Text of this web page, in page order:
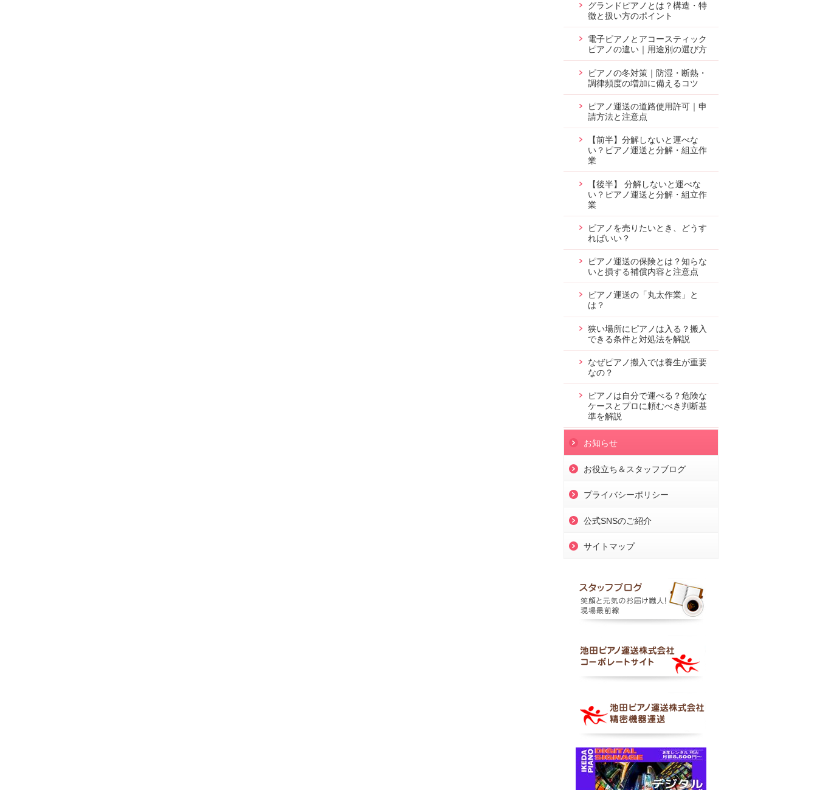
グランドピアノとは？構造・特
徴と扱い方のポイント
電子ピアノとアコースティック
ピアノの違い｜用途別の選び方
ピアノの冬対策｜防湿・断熱・
調律頻度の増加に備えるコツ
ピアノ運送の道路使用許可｜申
請方法と注意点
【前半】分解しないと運べな
い？ピアノ運送と分解・組立作
業
【後半】 分解しないと運べな
い？ピアノ運送と分解・組立作
業
ピアノを売りたいとき、どうす
ればいい？
ピアノ運送の保険とは？知らな
いと損する補償内容と注意点
ピアノ運送の「丸太作業」と
は？
狭い場所にピアノは入る？搬入
できる条件と対処法を解説
なぜピアノ搬入では養生が重要
なの？
ピアノは自分で運べる？危険な
ケースとプロに頼むべき判断基
準を解説
お知らせ
お役立ち＆スタッフブログ
プライバシーポリシー
公式SNSのご紹介
サイトマップ